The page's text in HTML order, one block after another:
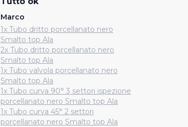
Marco
1x Tubo dritto porcellanato nero
Smalto top Ala
2x Tubo dritto porcellanato nero
Smalto top Ala
1x Tubo valvola porcellanato nero
Smalto top Ala
1x Tubo curva 90° 3 settori ispezione
porcellanato nero Smalto top Ala
1x Tubo curva 45° 2 settori
porcellanato nero Smalto top Ala